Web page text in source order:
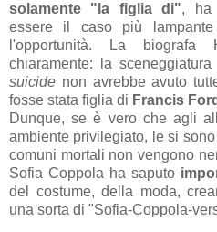
solamente "la figlia di", ha
essere il caso più
l'opportunità. La
chiaramente: la sceneggiatura
suicide non avrebbe avuto
fosse stata figlia di Francis
Dunque, se è vero che agli
ambiente privilegiato, le si
comuni mortali non vengono
Sofia Coppola ha saputo
del costume, della moda,
una sorta di "Sofia-Coppola-